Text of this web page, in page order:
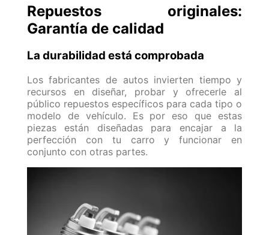
Repuestos originales:
Garantía de calidad
La durabilidad está comprobada
Los fabricantes de autos invierten tiempo y
recursos en diseñar, probar y ofrecerle al
público repuestos específicos para cada tipo o
modelo de vehículo. Es por eso que estas
piezas están diseñadas para encajar a la
perfección con tu carro y funcionar en
conjunto con otras partes.